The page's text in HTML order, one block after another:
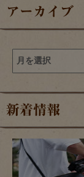
アーカイブ
新着情報